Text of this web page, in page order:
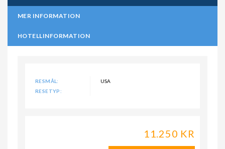
MER INFORMATION
HOTELLINFORMATION
RESMÅL:
USA
RESETYP:
11.250 KR